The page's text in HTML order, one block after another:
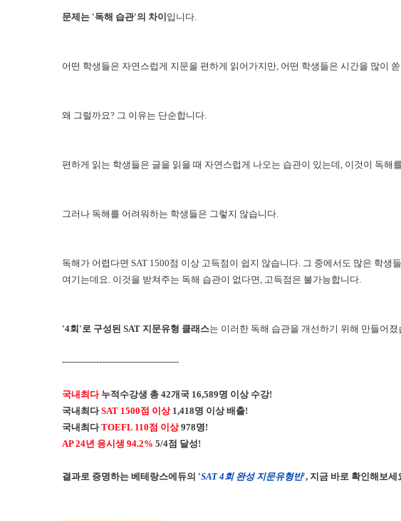
문제는 '독해 습관'의 차이 입니다.
어떤 학생들은 자연스럽게 지문을 편하게 읽어가지만, 어떤 학생들은 시간을 많이
왜 그럴까요? 그 이유는 단순합니다.
편하게 읽는 학생들은 글을 읽을 때 자연스럽게 나오는 습관이 있는데, 이것이 독해
그러나 독해를 어려워하는 학생들은 그렇지 않습니다.
독해가 어렵다면 SAT 1500점 이상 고득점이 쉽지 않습니다. 그 중에서도 많은 학생
여기는데요. 이것을 받쳐주는 독해 습관이 없다면, 고득점은 불가능합니다.
'4회'로 구성된 SAT 지문유형 클래스는 이러한 독해 습관을 개선하기 위해 만들어졌
-----------------------------------------
국내최다 누적수강생 총 42개국 16,589명 이상 수강!
국내최다SAT 1500점 이상1,418명 이상 배출!
국내최다TOEFL 110점 이상978명!
AP 24년 응시생 94.2% 5/4점 달성!
결과로 증명하는 베테랑스에듀의 'SAT 4회 완성 지문유형반', 지금 바로 확인해보세